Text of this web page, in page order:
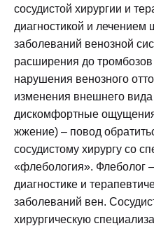
сосудистой хирургии и
диагностикой и лечением
заболеваний венозной
расширения до тромбозов
нарушения венозного
изменения внешнего
дискомфортные ощущения
жжение) – повод
сосудистому хирургу со
«флебология». Флеболог
диагностике и
заболеваний вен.
хирургическую